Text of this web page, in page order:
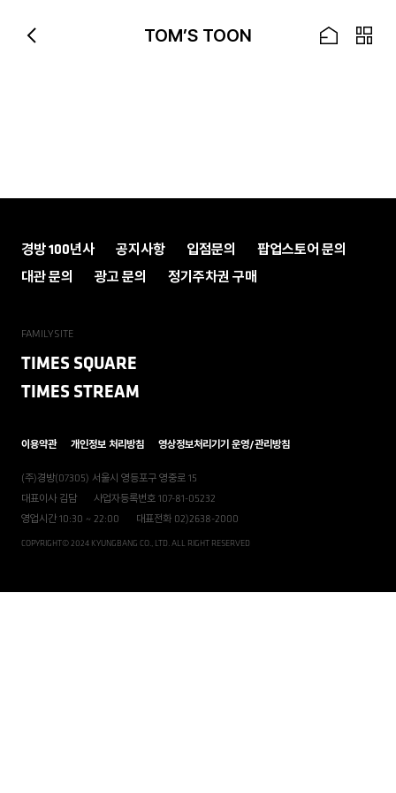
TOM’S TOON
경방 100년사 공지사항 입점문의
팝업스토어 문의
대관 문의
광고 문의 정기주차권 구매
FAMILYSITE
TIMES SQUARE
TIMES STREAM
이용약관 개인정보 처리방침 영상정보처리기기 운영/관리방침
(주)경방(07305) 서울시 영등포구 영중로 15
대표이사 김담
사업자등록번호 107-81-05232
영업시간 10:30 ~ 22:00
대표전화 02)2638-2000
COPYRIGHT© 2024 KYUNGBANG CO., LTD. ALL RIGHT RESERVED